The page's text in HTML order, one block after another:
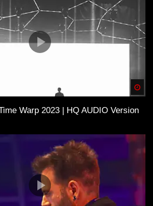
Warp 2023 | HQ AUDIO Version